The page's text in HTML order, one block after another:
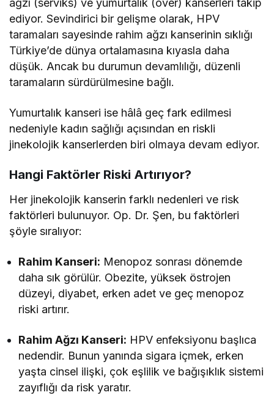
ağzı (serviks) ve yumurtalık (over) kanserleri takip
ediyor. Sevindirici bir gelişme olarak, HPV
taramaları sayesinde rahim ağzı kanserinin sıklığı
Türkiye’de dünya ortalamasına kıyasla daha
düşük. Ancak bu durumun devamlılığı, düzenli
taramaların sürdürülmesine bağlı.
Yumurtalık kanseri ise hâlâ geç fark edilmesi
nedeniyle kadın sağlığı açısından en riskli
jinekolojik kanserlerden biri olmaya devam ediyor.
Hangi Faktörler Riski Artırıyor?
Her jinekolojik kanserin farklı nedenleri ve risk
faktörleri bulunuyor. Op. Dr. Şen, bu faktörleri
şöyle sıralıyor:
Rahim Kanseri: Menopoz sonrası dönemde
daha sık görülür. Obezite, yüksek östrojen
düzeyi, diyabet, erken adet ve geç menopoz
riski artırır.
Rahim Ağzı Kanseri: HPV enfeksiyonu başlıca
nedendir. Bunun yanında sigara içmek, erken
yaşta cinsel ilişki, çok eşlilik ve bağışıklık sistemi
zayıflığı da risk yaratır.